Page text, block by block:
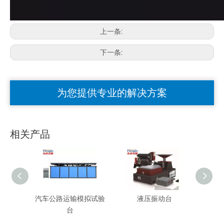
上一条:
下一条:
为您提供专业的解决方案
相关产品
汽车公路运输模拟试验
台
液压振动台